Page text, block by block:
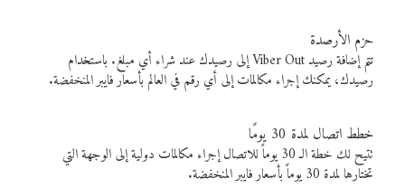
حزم الأرصدة
تتم إضافة رصيد Viber Out إلى رصيدك عند شراء أي مبلغ. باستخدام
رصيدك، يمكنك إجراء مكالمات إلى أي رقم في العالم بأسعار فايبر المنخفضة.
خطط اتصال لمدة 30 يومًا
تتيح لك خطة الـ 30 يوماً للاتصال إجراء مكالمات دولية إلى الوجهة التي
تختارها لمدة 30 يوماً بأسعار فايبر المنخفضة.